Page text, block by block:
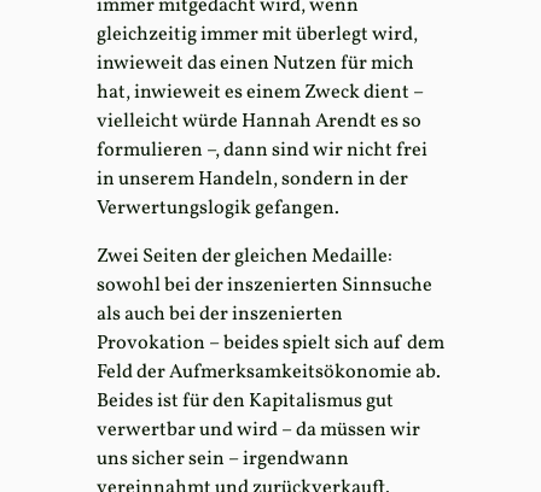
immer mitgedacht wird, wenn
gleichzeitig immer mit überlegt wird,
inwieweit das einen Nutzen für mich
hat, inwieweit es einem Zweck dient –
vielleicht würde Hannah Arendt es so
formulieren –, dann sind wir nicht frei
in unserem Handeln, sondern in der
Verwertungslogik gefangen.
Zwei Seiten der gleichen Medaille:
sowohl bei der inszenierten Sinnsuche
als auch bei der inszenierten
Provokation – beides spielt sich auf dem
Feld der Aufmerksamkeitsökonomie ab.
Beides ist für den Kapitalismus gut
verwertbar und wird – da müssen wir
uns sicher sein – irgendwann